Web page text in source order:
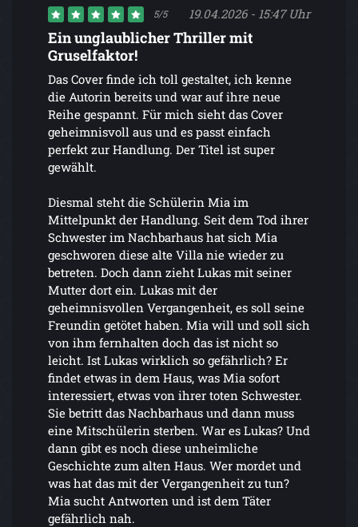
5/5 19.04.2026 - 15:47 Uhr
Ein unglaublicher Thriller mit
Gruselfaktor!
Das Cover finde ich toll gestaltet, ich kenne
die Autorin bereits und war auf ihre neue
Reihe gespannt. Für mich sieht das Cover
geheimnisvoll aus und es passt einfach
perfekt zur Handlung. Der Titel ist super
gewählt.
Diesmal steht die Schülerin Mia im
Mittelpunkt der Handlung. Seit dem Tod ihrer
Schwester im Nachbarhaus hat sich Mia
geschworen diese alte Villa nie wieder zu
betreten. Doch dann zieht Lukas mit seiner
Mutter dort ein. Lukas mit der
geheimnisvollen Vergangenheit, es soll seine
Freundin getötet haben. Mia will und soll sich
von ihm fernhalten doch das ist nicht so
leicht. Ist Lukas wirklich so gefährlich? Er
findet etwas in dem Haus, was Mia sofort
interessiert, etwas von ihrer toten Schwester.
Sie betritt das Nachbarhaus und dann muss
eine Mitschülerin sterben. War es Lukas? Und
dann gibt es noch diese unheimliche
Geschichte zum alten Haus. Wer mordet und
was hat das mit der Vergangenheit zu tun?
Mia sucht Antworten und ist dem Täter
gefährlich nah.